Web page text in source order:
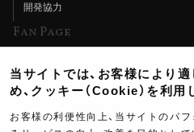
開発協力
Fan Page
ヨシムラTV
イベント情報
当サイトでは、お客様により
め、クッキー（Cookie）を利用
お客様の利便性向上、当サイトのパ